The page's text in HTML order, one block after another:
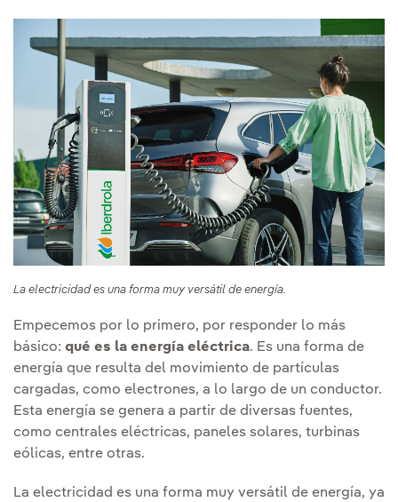
La electricidad es una forma muy versátil de energía.
Empecemos por lo primero, por responder lo más
básico: qué es la energía eléctrica. Es una forma de
energía que resulta del movimiento de partículas
cargadas, como electrones, a lo largo de un conductor.
Esta energía se genera a partir de diversas fuentes,
como centrales eléctricas, paneles solares, turbinas
eólicas, entre otras.
La electricidad es una forma muy versátil de energía, ya